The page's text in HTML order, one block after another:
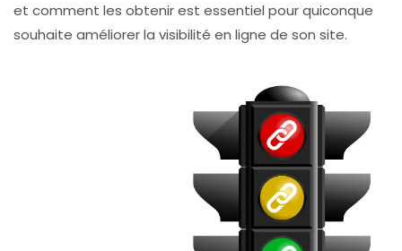
et comment les obtenir est essentiel pour quiconque
souhaite améliorer la visibilité en ligne de son site.